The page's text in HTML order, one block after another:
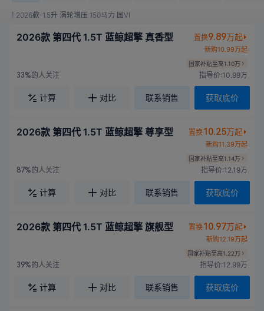
2026款-1.5升 涡轮增压 150马力 国VI
2026款 第四代 1.5T 蓝鲸超擎 真香型 置换9.89万起
新购10.99万起
国家补贴至高1.10万
33%的人关注 指导价:10.99万
计算 对比 联系销售 获取底价
2026款 第四代 1.5T 蓝鲸超擎 尊享型 置换10.25万起
新购11.39万起
国家补贴至高1.14万
87%的人关注 指导价:12.19万
计算 对比 联系销售 获取底价
2026款 第四代 1.5T 蓝鲸超擎 旗舰型 置换10.97万起
新购12.19万起
国家补贴至高1.22万
39%的人关注 指导价:12.99万
计算 对比 联系销售 获取底价